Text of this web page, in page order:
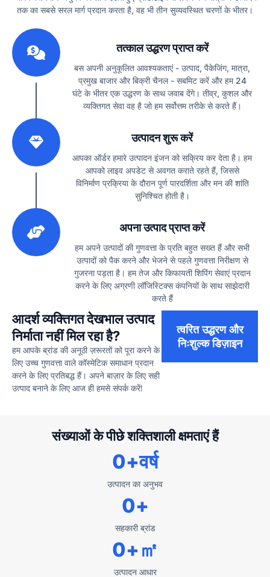
तक का सबसे सरल मार्ग प्रदान करता है, वह भी तीन सुव्यवस्थित चरणों के भीतर।
तत्काल उद्धरण प्राप्त करें
बस अपनी अनुकूलित आवश्यकताएं - उत्पाद, पैकेजिंग, मात्रा,
प्रमुख बाजार और बिक्री चैनल - सबमिट करें और हम 24
घंटे के भीतर एक उद्धरण के साथ जवाब देंगे। तीव्र, कुशल और
व्यक्तिगत सेवा वह है जो हम सर्वोत्तम तरीके से करते हैं।
उत्पादन शुरू करें
आपका ऑर्डर हमारे उत्पादन इंजन को सक्रिय कर देता है। हम
आपको लाइव अपडेट से अवगत कराते रहते हैं, जिससे
विनिर्माण प्रक्रिया के दौरान पूर्ण पारदर्शिता और मन की शांति
सुनिश्चित होती है।
अपना उत्पाद प्राप्त करें
हम अपने उत्पादों की गुणवत्ता के प्रति बहुत सख्त हैं और सभी
उत्पादों को पैक करने और भेजने से पहले गुणवत्ता निरीक्षण से
गुजरना पड़ता है। हम तेज और किफायती शिपिंग सेवाएं प्रदान
करने के लिए अग्रणी लॉजिस्टिक्स कंपनियों के साथ साझेदारी
करते हैं
आदर्श व्यक्तिगत देखभाल उत्पाद
निर्माता नहीं मिल रहा है?
हम आपके ब्रांड की अनूठी ज़रूरतों को पूरा करने के
लिए उच्च गुणवत्ता वाले कॉस्मेटिक समाधान प्रदान
करने के लिए प्रतिबद्ध हैं। अपने बाज़ार के लिए सही
उत्पाद बनाने के लिए आज ही हमसे संपर्क करें!
त्वरित उद्धरण और
निःशुल्क डिज़ाइन
संख्याओं के पीछे शक्तिशाली क्षमताएं हैं
उत्पादन का अनुभव
0+वर्ष
सहकारी ब्रांड
0+
उत्पादन आधार
0+㎡